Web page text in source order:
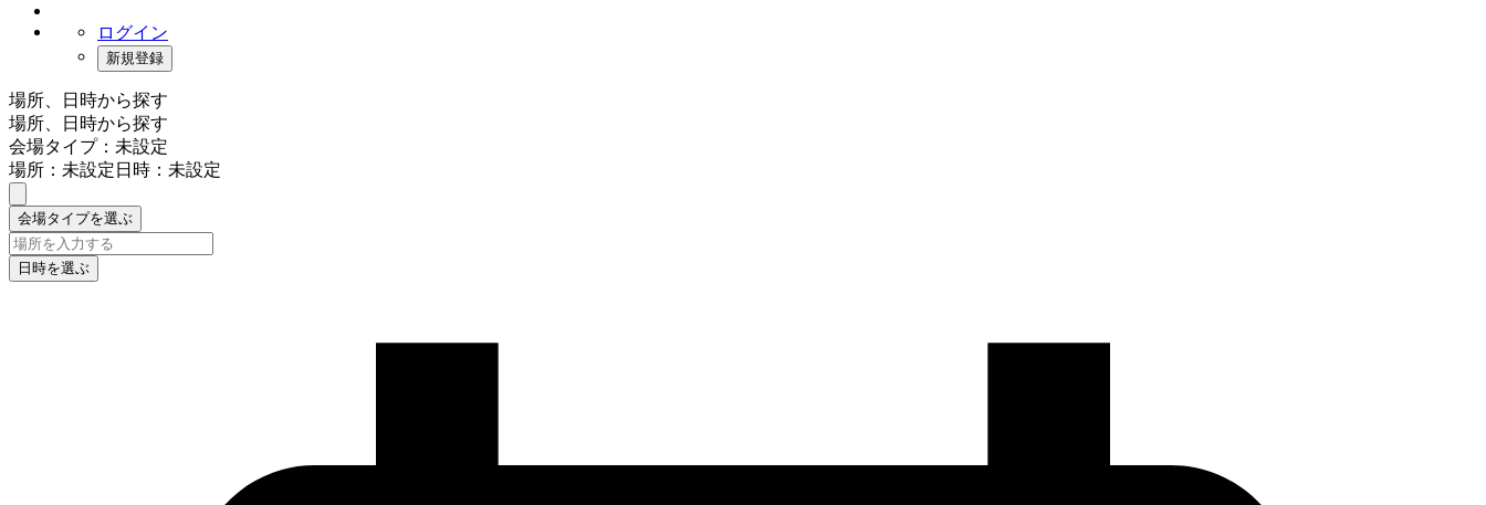
ログイン
新規登録
場所、日時から探す
場所、日時から探す
会場タイプ：未設定
場所：未設定日時：未設定
会場タイプを選ぶ
日時を選ぶ